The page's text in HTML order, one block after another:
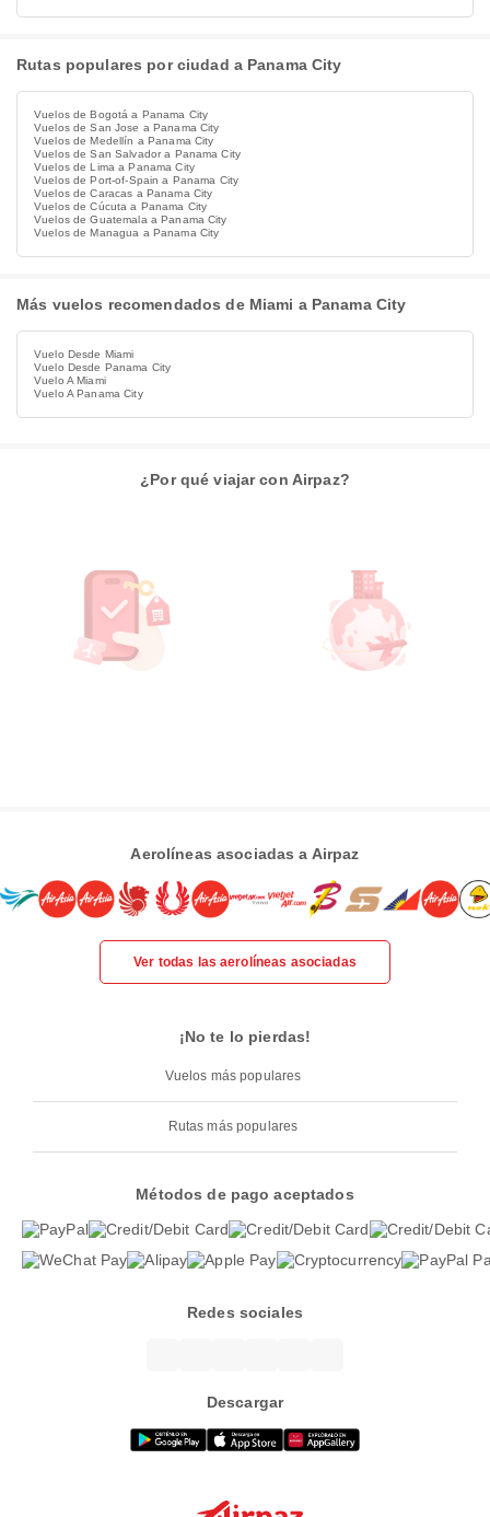
Rutas populares por ciudad a Panama City
Vuelos de Bogotá a Panama City
Vuelos de San Jose a Panama City
Vuelos de Medellín a Panama City
Vuelos de San Salvador a Panama City
Vuelos de Lima a Panama City
Vuelos de Port-of-Spain a Panama City
Vuelos de Caracas a Panama City
Vuelos de Cúcuta a Panama City
Vuelos de Guatemala a Panama City
Vuelos de Managua a Panama City
Más vuelos recomendados de Miami a Panama City
Vuelo Desde Miami
Vuelo Desde Panama City
Vuelo A Miami
Vuelo A Panama City
¿Por qué viajar con Airpaz?
Aerolíneas asociadas a Airpaz
Ver todas las aerolíneas asociadas
¡No te lo pierdas!
Vuelos más populares
Rutas más populares
Métodos de pago aceptados
Redes sociales
Descargar